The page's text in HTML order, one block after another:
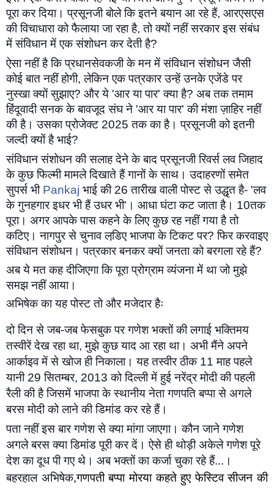
पूरा कर दिया। प्रसूनजी बोले कि इतने बयान आ रहे हैं, आरएसएस
की विचाधारा को फैलाया जा रहा है, तो क्‍यों नहीं सरकार इस संबंध
में संविधान में एक संशोधन कर देती है?
ऐसा नहीं है कि प्रधानसेवकजी के मन में संविधान संशोधन जैसी
कोई बात नहीं होगी, लेकिन एक पत्रकार उन्‍हें उनके एजेंडे पर
नुस्‍खा क्‍यों सुझाए? और ये 'आर या पार' क्‍या है? अब तक तमाम
हिंदूवादी सनक के बावजूद संघ ने 'आर या पार' की मंशा ज़ाहिर नहीं
की है। उसका प्रोजेक्‍ट 2025 तक का है। प्रसूनजी को इतनी
जल्‍दी क्‍यों है भाई?
संविधान संशोधन की सलाह देने के बाद प्रसूनजी रिवर्स लव जिहाद
के कुछ फिल्‍मी मामले दिखाते हैं गानों के साथ। उदाहरणों समेत
सुपर्स भी Pankaj भाई की 26 तारीख वाली पोस्‍ट से उद्धृत है- 'लव
के गुनहगार इधर भी हैं उधर भी'। आधा घंटा कट जाता है। 10तक
पूरा। अगर आपके पास कहने के लिए कुछ रह नहीं गया है तो
कटिए। नागपुर से चुनाव लडि़ए भाजपा के टिकट पर? फिर करवाइए
संविधान संशोधन। पत्रकार बनकर क्‍यों जनता को बरगला रहे हैं?
अब ये मत कह दीजिएगा कि पूरा प्रोग्राम व्‍यंजना में था जो मुझे
समझ नहीं आया।
अभिषेक का यह पोस्ट तो और मजेदार हैः
दो दिन से जब-जब फेसबुक पर गणेश भक्‍तों की लगाई भक्तिमय
तस्‍वीरें देख रहा था, मुझे कुछ याद आ रहा था। अभी मैंने अपने
आर्काइव में से खोज ही निकाला। यह तस्‍वीर ठीक 11 माह पहले
यानी 29 सितम्‍बर, 2013 को दिल्‍ली में हुई नरेंद्र मोदी की पहली
रैली की है जिसमें भाजपा के स्‍थानीय नेता गणपति बप्‍पा से अगले
बरस मोदी को लाने की डिमांड कर रहे हैं।
पता नहीं इस बार गणेश से क्‍या मांगा जाएगा। कौन जाने गणेश
अगले बरस क्‍या डिमांड पूरी कर दें। ऐसे ही थोड़ी अकेले गणेश पूरे
देश का दूध पी गए थे। अब भक्‍तों का कर्जा चुका रहे हैं...।
बहरहाल अभिषेक,गणपती बप्पा मोरया कहते हुए फेस्टिव सीजन की